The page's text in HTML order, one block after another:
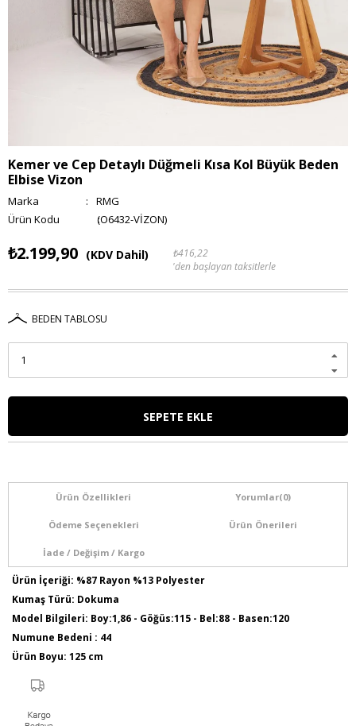
Kemer ve Cep Detaylı Düğmeli Kısa Kol Büyük Beden
Elbise Vizon
Marka :
RMG
(O6432-VİZON)
₺2.199,90 (KDV Dahil)
₺416,22
'den başlayan taksitlerle
BEDEN TABLOSU
Ürün Özellikleri Yorumlar(0)
Ödeme Seçenekleri Ürün Önerileri
İade / Değişim / Kargo
Ürün İçeriği: %87 Rayon %13 Polyester
Kumaş Türü: Dokuma
Model Bilgileri: Boy:1,86 - Göğüs:115 - Bel:88 - Basen:120
Numune Bedeni : 44
Ürün Boyu: 125 cm